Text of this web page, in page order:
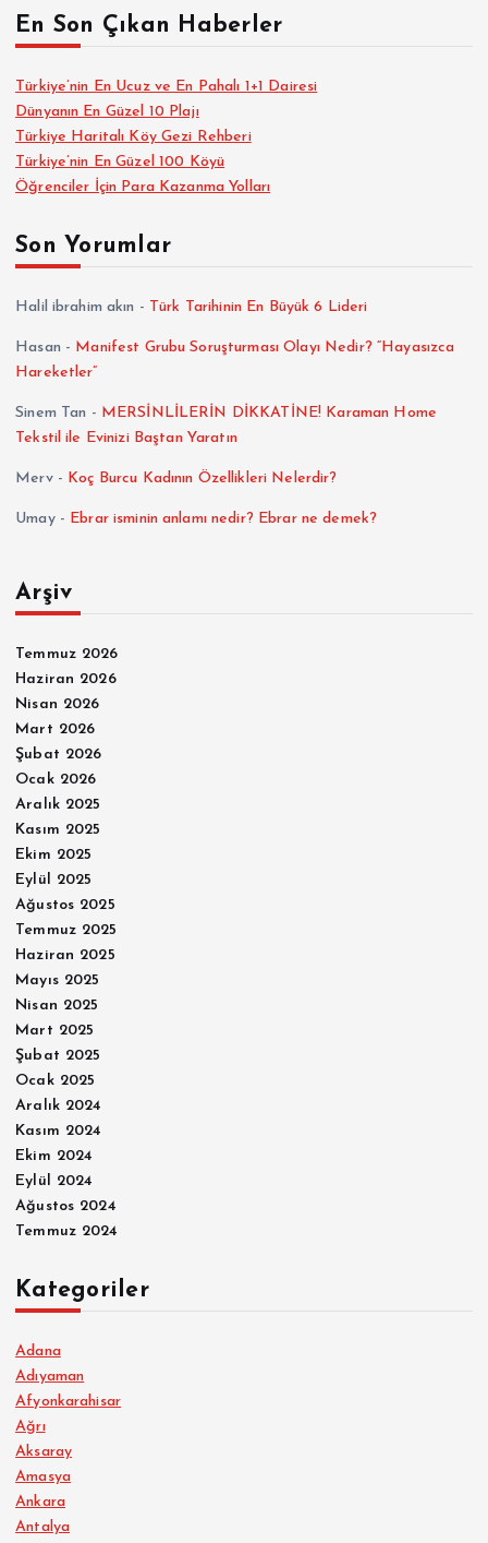
ı
s
a
y
l
a
m
a
En Son Çıkan Haberler
Türkiye’nin En Ucuz ve En Pahalı 1+1 Dairesi
Dünyanın En Güzel 10 Plajı
Türkiye Haritalı Köy Gezi Rehberi
Türkiye’nin En Güzel 100 Köyü
Öğrenciler İçin Para Kazanma Yolları
Son Yorumlar
Halil ibrahim akın - Türk Tarihinin En Büyük 6 Lideri
Hasan - Manifest Grubu Soruşturması Olayı Nedir? “Hayasızca
Hareketler”
Sinem Tan - MERSİNLİLERİN DİKKATİNE! Karaman Home
Tekstil ile Evinizi Baştan Yaratın
Merv- Koç Burcu Kadının Özellikleri Nelerdir?
Umay- Ebrar isminin anlamı nedir? Ebrar ne demek?
Arşiv
Temmuz 2026
Haziran 2026
Nisan 2026
Mart 2026
Şubat 2026
Ocak 2026
Aralık 2025
Kasım 2025
Ekim 2025
Eylül 2025
Ağustos 2025
Temmuz 2025
Haziran 2025
Mayıs 2025
Nisan 2025
Mart 2025
Şubat 2025
Ocak 2025
Aralık 2024
Kasım 2024
Ekim 2024
Eylül 2024
Ağustos 2024
Temmuz 2024
Kategoriler
Adana
Adıyaman
Afyonkarahisar
Ağrı
Aksaray
Amasya
Ankara
Antalya